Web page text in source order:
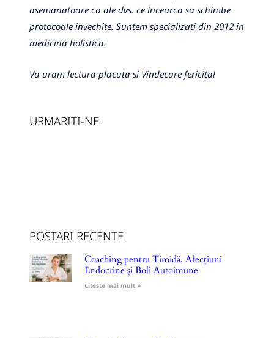
asemanatoare ca ale dvs. ce incearca sa schimbe
protocoale invechite. Suntem specializati din 2012 in
medicina holistica.
Va uram lectura placuta si Vindecare fericita!
URMARITI-NE
POSTARI RECENTE
Coaching pentru Tiroidă, Afecțiuni
Endocrine și Boli Autoimune
Citeste mai mult »